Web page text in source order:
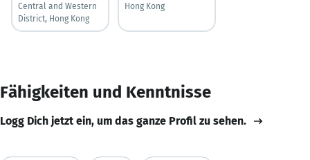
Central and Western
District, Hong Kong
Hong Kong
Fähigkeiten und Kenntnisse
Logg Dich jetzt ein, um das ganze Profil zu sehen.